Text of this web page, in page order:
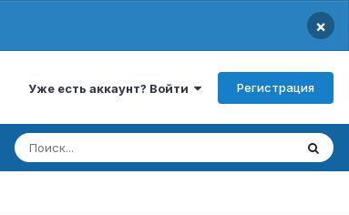
×
Уже есть аккаунт? Войти Регистрация